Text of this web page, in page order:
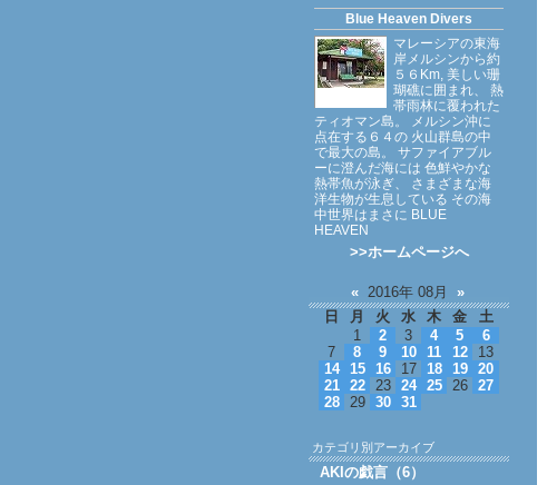
Blue Heaven Divers
マレーシアの東海
岸メルシンから約
５６Km, 美しい珊
瑚礁に囲まれ、 熱
帯雨林に覆われた
ティオマン島。 メルシン沖に
点在する６４の 火山群島の中
で最大の島。 サファイアブル
ーに澄んだ海には 色鮮やかな
熱帯魚が泳ぎ、 さまざまな海
洋生物が生息している その海
中世界はまさに BLUE
HEAVEN
>>ホームページへ
« 2016年 08月 »
日
月 火 水 木 金
土
1
2 3 4 5
6
7
8 9 10 11 12
13
14
15 16 17 18 19
20
21
22 23 24 25 26
27
28
29 30 31
カテゴリ別アーカイブ
AKIの戯言（6）